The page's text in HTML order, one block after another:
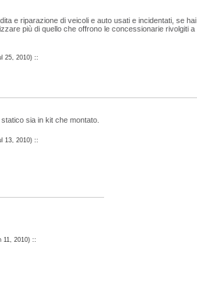
e riparazione di veicoli e auto usati e incidentati, se hai
più di quello che offrono le concessionarie rivolgiti a
25, 2010) ::
sia in kit che montato.
13, 2010) ::
11, 2010) ::